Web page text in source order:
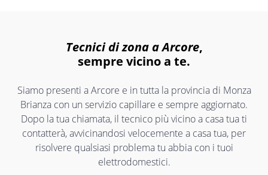
Tecnici di zona a Arcore,
sempre vicino a te.
Siamo presenti a Arcore e in tutta la provincia di Monza
Brianza con un servizio capillare e sempre aggiornato.
Dopo la tua chiamata, il tecnico più vicino a casa tua ti
contatterà, avvicinandosi velocemente a casa tua, per
risolvere qualsiasi problema tu abbia con i tuoi
elettrodomestici.